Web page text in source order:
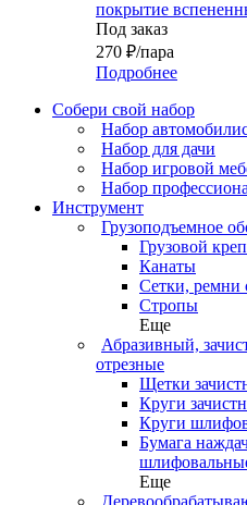
покрытие
Под заказ
270 ₽/пара
Подробнее
Собери свой набор
Набор
Набор для дачи
Набор игровой
Набор
Инструмент
Грузоподъемное
Грузовой
Канаты
Сетки, ремни
Стропы
Еще
Абразивный,
отрезные
Щетки
Круги
Круги
Бумага
Еще